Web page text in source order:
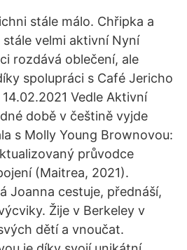
stále málo. Chřipka a
velmi aktivní Nyní
rozdává oblečení, ale
spolupráci s Café Jericho
Vedle Aktivní
době v češtině vyjde
s Molly Young Brownovou:
průvodce
(Maitrea, 2021).
Joanna cestuje, přednáší,
Žije v Berkeley v
dětí a vnoučat.